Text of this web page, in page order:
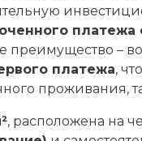
платежа
преимущество –
платежа,
проживания,
, расположена на